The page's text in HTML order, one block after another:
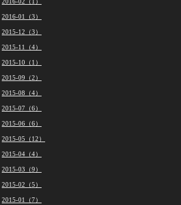
2016-01（3）
2015-12（3）
2015-11（4）
2015-10（1）
2015-09（2）
2015-08（4）
2015-07（6）
2015-06（6）
2015-05（12）
2015-04（4）
2015-03（9）
2015-02（5）
2015-01（7）